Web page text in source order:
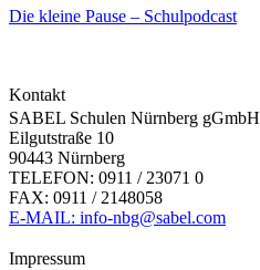
Die kleine Pause – Schulpodcast
Kontakt
SABEL Schulen Nürnberg gGmbH
Eilgutstraße 10
90443 Nürnberg
TELEFON: 0911 / 23071 0
FAX: 0911 / 2148058
E-MAIL: info-nbg@sabel.com
Impressum